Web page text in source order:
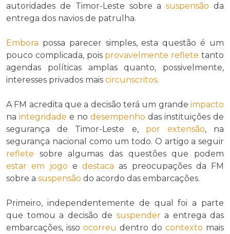
autoridades de Timor-Leste sobre asuspensão da
entrega dos navios de patrulha.
Embora possa parecer simples, esta questão é um
pouco complicada, pois provavelmente reflete tanto
agendas políticas amplas quanto, possivelmente,
interesses privados mais circunscritos.
A FM acredita que a decisão terá um grande impacto
na integridade e no desempenho das instituições de
segurança de Timor-Leste e, por extensão, na
segurança nacional como um todo. O artigo a seguir
reflete sobre algumas das questões que podem
estar em jogo e destaca as preocupações da FM
sobre a suspensão do acordo das embarcações.
Primeiro, independentemente de qual foi a parte
que tomou a decisão de suspendera entrega das
embarcações, isso ocorreu dentro do contexto mais